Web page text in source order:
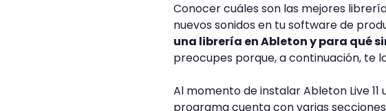
Conocer cuáles son las mejores
nuevos sonidos en tu software de
una librería en Ableton y para qué
preocupes porque, a continuación, te
Al momento de instalar Ableton Live
programa cuenta con varias